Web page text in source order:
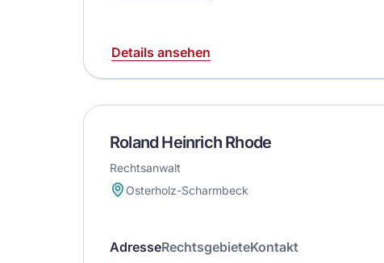
Details ansehen
Roland Heinrich Rhode
Rechtsanwalt
Osterholz-Scharmbeck
AdresseRechtsgebieteKontakt